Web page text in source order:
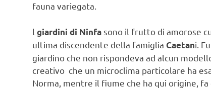
fauna variegata.
l giardini di Ninfa sono il frutto di amorose
ultima discendente della famiglia Caetani.
giardino che non rispondeva ad alcun
creativo che un microclima particolare ha
Norma, mentre il fiume che ha qui origine,